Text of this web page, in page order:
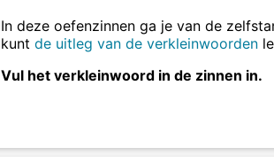
In deze oefenzinnen ga je van de
kunt de uitleg van de verkleinwoorden
Vul het verkleinwoord in de zinnen in.